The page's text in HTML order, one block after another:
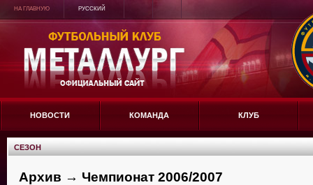
НА ГЛАВНУЮ РУССКИЙ
НОВОСТИ КОМАНДА КЛУБ
СЕЗОН
Архив → Чемпионат 2006/2007